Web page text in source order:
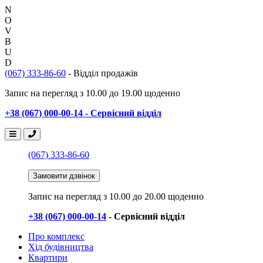
N
O
V
B
U
D
(067) 333-86-60 - Відділ продажів
Запис на перегляд з 10.00 до 19.00 щоденно
+38 (067) 000-00-14 - Сервісний відділ
(067) 333-86-60
Замовити дзвінок
Запис на перегляд з 10.00 до 20.00 щоденно
+38 (067) 000-00-14 - Сервісний відділ
Про комплекс
Хід будівництва
Квартири